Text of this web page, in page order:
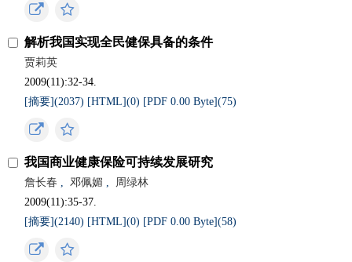
解析我国实现全民健保具备的条件
贾莉英
2009(11):32-34.
[摘要](2037) [HTML](0) [PDF 0.00 Byte](75)
我国商业健康保险可持续发展研究
詹长春 , 邓佩媚 ,
周绿林
2009(11):35-37.
[摘要](2140) [HTML](0) [PDF 0.00 Byte](58)